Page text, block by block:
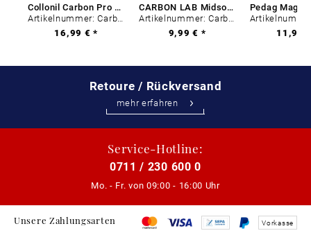
Collonil Carbon Pro 400 ml
Artikelnummer: Carbon-0
16,99 € *
CARBON LAB Midsole Cleaner
Artikelnummer: Carbon-0
9,99 € *
11,99
Retoure / Rückversand
mehr erfahren
Service-Hotline:
0711 / 230 600 0
Mo. - Fr. von 09:00 - 16:00 Uhr
Unsere Zahlungsarten Vorkasse